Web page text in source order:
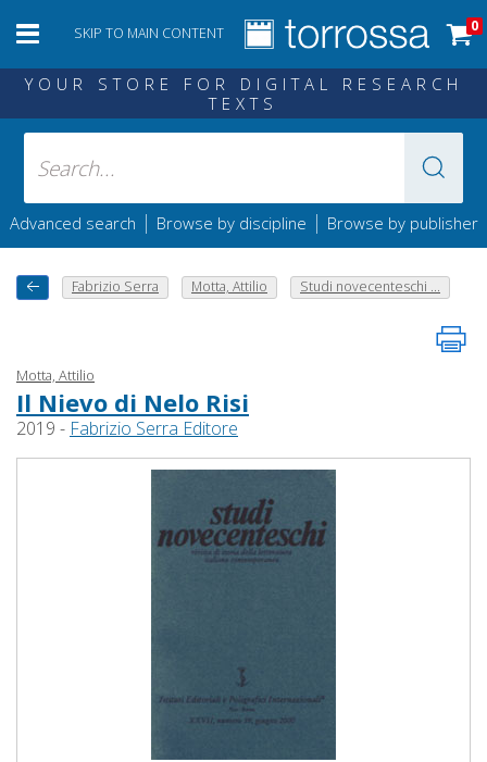
SKIP TO MAIN CONTENT 0
YOUR STORE FOR DIGITAL RESEARCH
TEXTS
Advanced search | Browse by discipline | Browse by publisher
Fabrizio Serra Motta, Attilio Studi novecenteschi ...
Motta, Attilio
Il Nievo di Nelo Risi
2019 - Fabrizio Serra Editore